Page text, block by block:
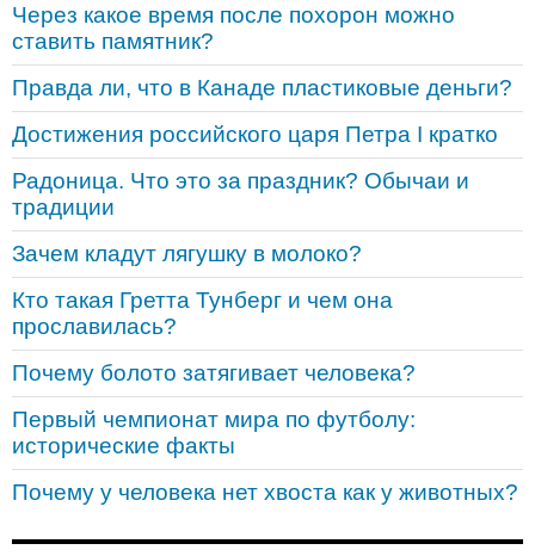
Через какое время после похорон можно
ставить памятник?
Правда ли, что в Канаде пластиковые деньги?
Достижения российского царя Петра I кратко
Радоница. Что это за праздник? Обычаи и
традиции
Зачем кладут лягушку в молоко?
Кто такая Гретта Тунберг и чем она
прославилась?
Почему болото затягивает человека?
Первый чемпионат мира по футболу:
исторические факты
Почему у человека нет хвоста как у животных?